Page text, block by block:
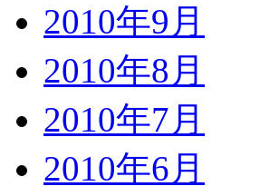
2010年9月
2010年8月
2010年7月
2010年6月